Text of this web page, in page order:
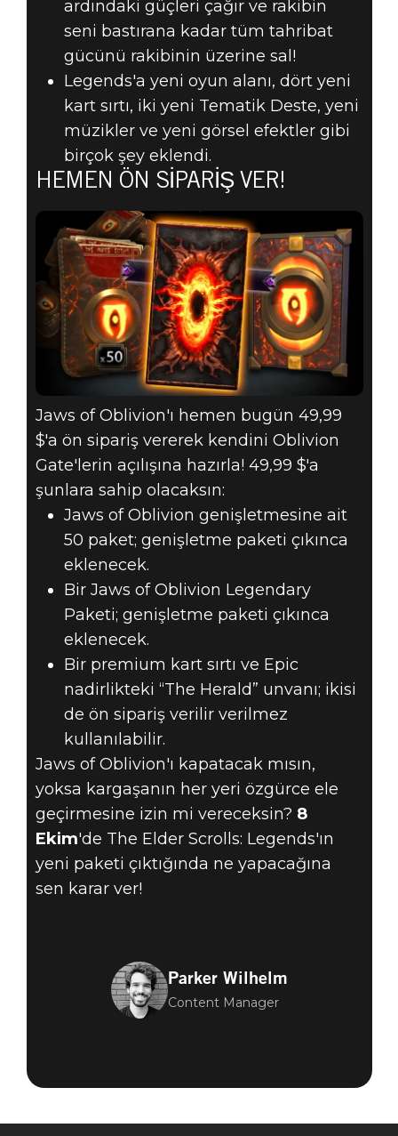
ardındaki güçleri çağır ve rakibin
seni bastırana kadar tüm tahribat
gücünü rakibinin üzerine sal!
Legends'a yeni oyun alanı, dört yeni
kart sırtı, iki yeni Tematik Deste, yeni
müzikler ve yeni görsel efektler gibi
birçok şey eklendi.
HEMEN ÖN SIPARIŞ VER!
Jaws of Oblivion'ı hemen bugün 49,99
$'a ön sipariş vererek kendini Oblivion
Gate'lerin açılışına hazırla! 49,99 $'a
şunlara sahip olacaksın:
Jaws of Oblivion genişletmesine ait
50 paket; genişletme paketi çıkınca
eklenecek.
Bir Jaws of Oblivion Legendary
Paketi; genişletme paketi çıkınca
eklenecek.
Bir premium kart sırtı ve Epic
nadirlikteki “The Herald” unvanı; ikisi
de ön sipariş verilir verilmez
kullanılabilir.
Jaws of Oblivion'ı kapatacak mısın,
yoksa kargaşanın her yeri özgürce ele
geçirmesine izin mi vereceksin? 8
Ekim'de The Elder Scrolls: Legends'ın
yeni paketi çıktığında ne yapacağına
sen karar ver!
Parker Wilhelm
Content Manager